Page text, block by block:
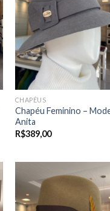
CHAPÉUS
Chapéu Feminino –
Anita
R$389,00